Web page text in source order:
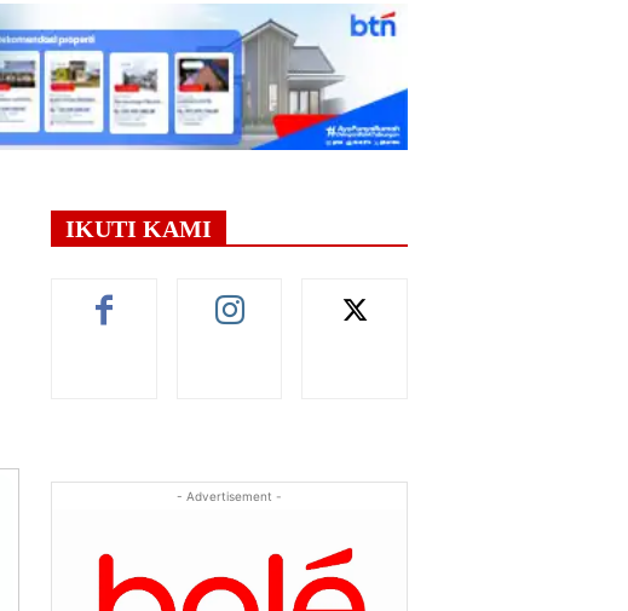
IKUTI KAMI
- Advertisement -